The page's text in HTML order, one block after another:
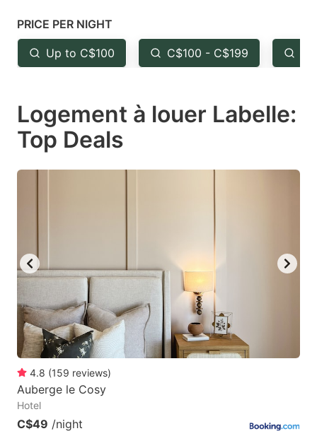
Press
the
question
key
to
changing
dates.
the
question
key
dates.
PRICE PER NIGHT
Up to C$100 C$100 - C$199
Logement à louer Labelle:
Top Deals
4.8 (159 reviews)
Auberge le Cosy
Hotel
C$49 /night